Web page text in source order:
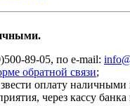
89-05, по e-mail:
обратной связи;
оплату наличными
через кассу банка